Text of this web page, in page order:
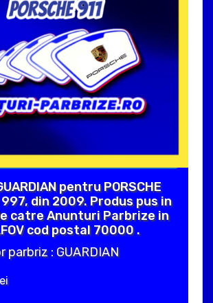
pentru PORSCHE
997, din 2009. Produs pus in
catre Anunturi Parbrize in
cod postal 70000 .
parbriz : GUARDIAN